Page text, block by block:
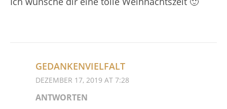
GEDANKENVIELFALT
DEZEMBER 17, 2019 AT 7:28
ANTWORTEN